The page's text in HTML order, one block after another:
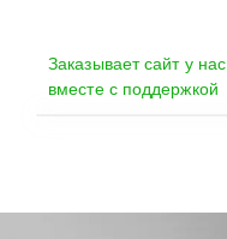
Заказывает сайт у нас
вместе с поддержкой